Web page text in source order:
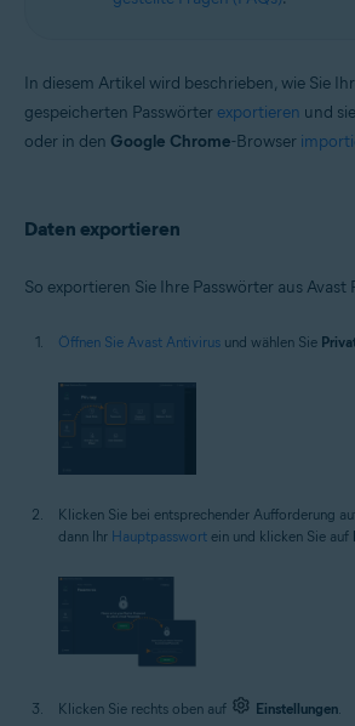
Premium/Professional/Enterprise/Ultimate –
In diesem Artikel wird beschrieben, wie Sie
gespeicherten Passwörter exportieren und
oder in den Google Chrome-Browser
Daten exportieren
So exportieren Sie Ihre Passwörter aus Avast
Öffnen Sie Avast Antivirus und wählen Sie
Klicken Sie bei entsprechender Aufforderung
dann Ihr Hauptpasswort ein und klicken Sie auf
Klicken Sie rechts oben auf Einstellungen.